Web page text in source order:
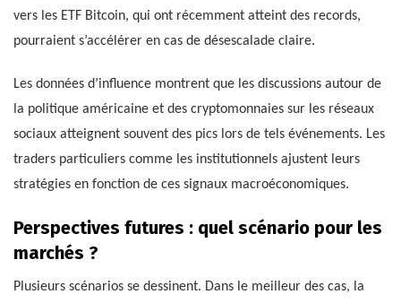
vers les ETF Bitcoin, qui ont récemment atteint des records,
pourraient s’accélérer en cas de désescalade claire.
Les données d’influence montrent que les discussions autour de
la politique américaine et des cryptomonnaies sur les réseaux
sociaux atteignent souvent des pics lors de tels événements. Les
traders particuliers comme les institutionnels ajustent leurs
stratégies en fonction de ces signaux macroéconomiques.
Perspectives futures : quel scénario pour les
marchés ?
Plusieurs scénarios se dessinent. Dans le meilleur des cas, la